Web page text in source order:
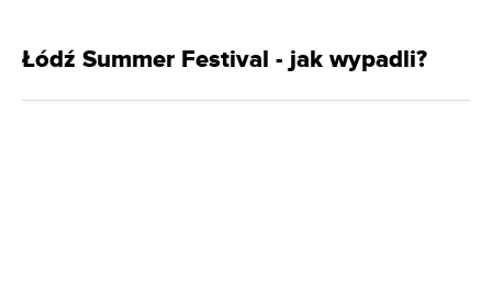
Łódź Summer Festival - jak wypadli?